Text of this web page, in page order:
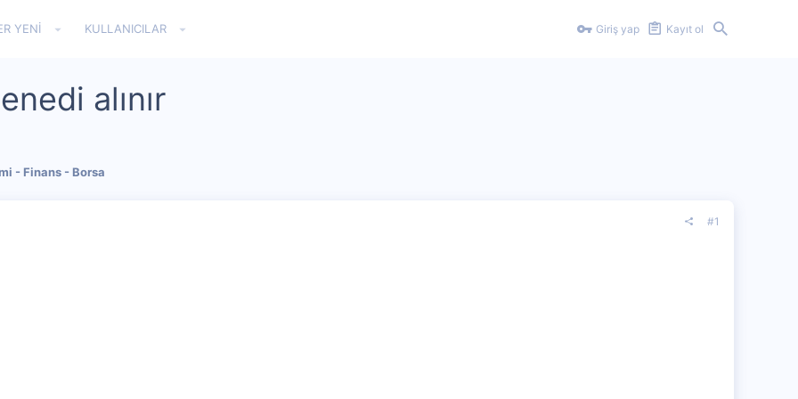
YENI KULLANICILAR Giriş yap Kayıt ol
alınır
- Finans - Borsa
#1